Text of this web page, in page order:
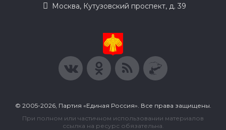
Москва, Кутузовский проспект, д. 39
© 2005-2026, Партия «Единая Россия». Все права защищены.
При полном или частичном использовании материалов
ссылка на ресурс обязательна.